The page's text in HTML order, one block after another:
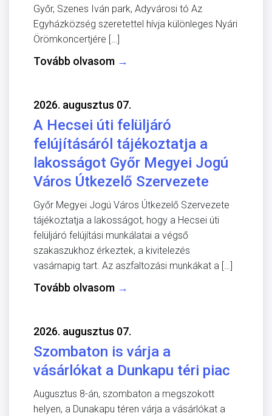
Győr, Szenes Iván park, Adyvárosi tó Az
Egyházközség szeretettel hívja különleges Nyári
Örömkoncertjére […]
Tovább olvasom →
2026. augusztus 07.
A Hecsei úti felüljáró
felújításáról tájékoztatja a
lakosságot Győr Megyei Jogú
Város Útkezelő Szervezete
Győr Megyei Jogú Város Útkezelő Szervezete
tájékoztatja a lakosságot, hogy a Hecsei úti
felüljáró felújítási munkálatai a végső
szakaszukhoz érkeztek, a kivitelezés
vasárnapig tart. Az aszfaltozási munkákat a […]
Tovább olvasom →
2026. augusztus 07.
Szombaton is várja a
vásárlókat a Dunkapu téri piac
Augusztus 8-án, szombaton a megszokott
helyen, a Dunakapu téren várja a vásárlókat a